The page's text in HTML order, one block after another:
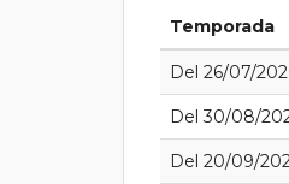
Temporada
Del 26/07/
Del 30/08/
Del 20/09/